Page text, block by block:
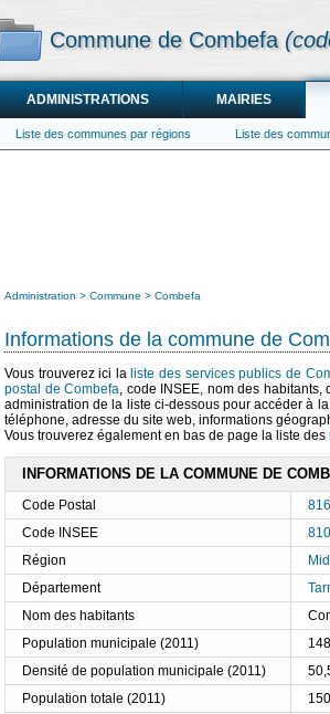
Commune de Combefa
ADMINISTRATIONS MAIRIES
Liste des communes par régions Liste des
Administration Commune Combefa
Informations de la commune de
Vous trouverez ici la liste des services publics de
postal de Combefa, code INSEE, nom des
administration de la liste ci-dessous pour accéder à
téléphone, adresse du site web, informations
Vous trouverez également en bas de page la liste des
INFORMATIONS DE LA COMMUNE DE
Code Postal
Code INSEE
Région
Département
Nom des habitants
Population municipale (2011)
Densité de population municipale (2011)
Population totale (2011)